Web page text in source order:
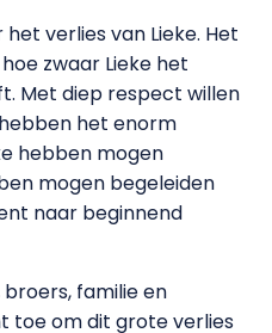
verlies van Lieke. Het
zwaar Lieke het
Met diep respect willen
het enorm
hebben mogen
mogen begeleiden
naar beginnend
familie en
toe om dit grote verlies